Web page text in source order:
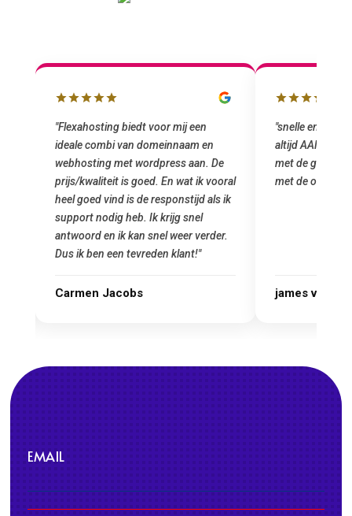
"snelle en vriendelijke service. staat
altijd AAN (: fijne prijzen vergeleken
met de grote jongens en dus nu al blij
met de overstap!"
james van oranje
"Top service. Ik
het installeren
was meteen
gemaakt. Top
Marcel Thijs
EMAIL